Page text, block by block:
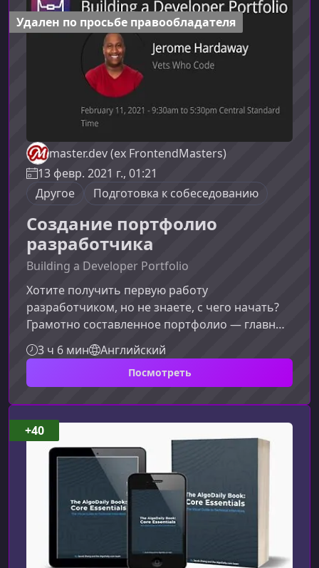
master.dev (ex FrontendMasters)
13 февр. 2021 г., 01:21
Другое
Подготовка к собеседованию
Создание портфолио
разработчика
Building a Developer Portfolio
Хотите получить первую работу
разработчиком, но не знаете, с чего начать?
Грамотно составленное портфолио — главный
инструмент, который выделит вас среди
кандидатов и убедит работодателя в вашей
готовности работать. В этом материале мы
разберем, как создать портфолио, которое
действительно помогает получить
оффер.Зачем разработчику
портфолиоПортфолио — это доказательство
ваших навыков. Оно показывает
работодателю, что вы умеете писать код, реш
3 ч 6 мин Английский
Посмотреть
Удален по просьбе правообладателя
+40